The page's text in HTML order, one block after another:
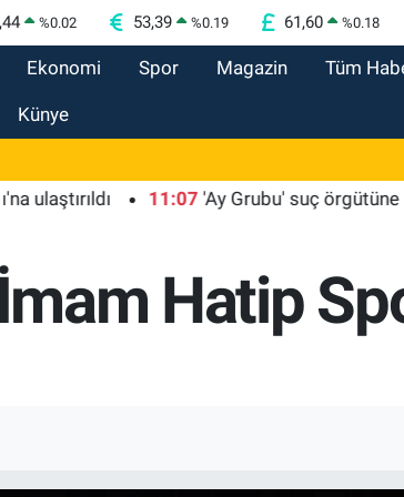
%0.02 53,39 %0.19 61,60 %0.18
Ekonomi Spor Magazin Tüm
Künye
11:07 'Ay Grubu' suç örgütüne 12
Hatip